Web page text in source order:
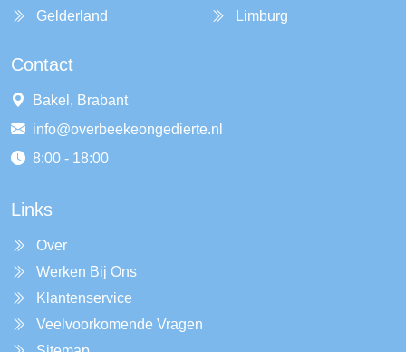
Gelderland
Limburg
Contact
Bakel, Brabant
info@overbeekeongedierte.nl
8:00 - 18:00
Links
Over
Werken Bij Ons
Klantenservice
Veelvoorkomende Vragen